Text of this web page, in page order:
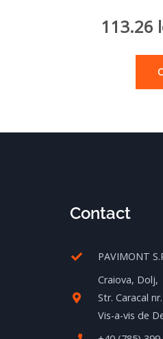
113.26
Contact
PAVIMONT
Craiova, Dolj,
Str. Caracal
Vis-a-vis de